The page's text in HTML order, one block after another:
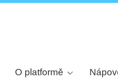
O platformě